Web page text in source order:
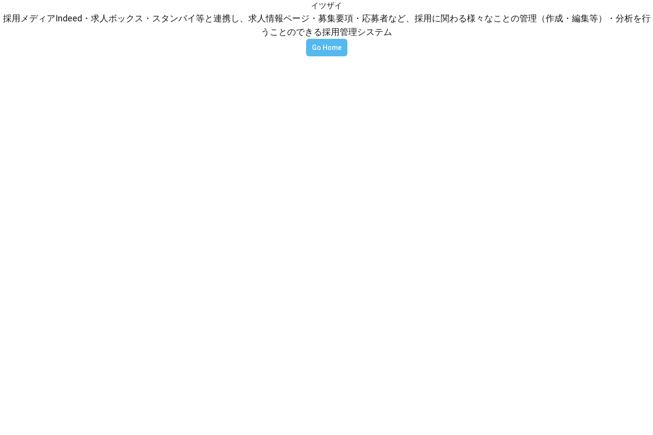
イツザイ
採用メディアIndeed・求人ボックス・スタンバイ等と連携し、求人情報ページ・募集要項・応募者など、採用に関わる様々なことの管理（作成・編集等）・分析を行
うことのできる採用管理システム
Go Home